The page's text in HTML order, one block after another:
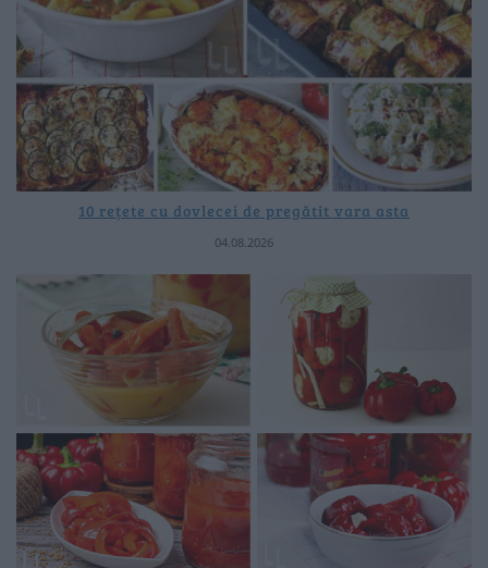
10 rețete cu dovlecei de pregătit vara asta
04.08.2026